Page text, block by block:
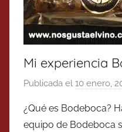
Mi experiencia
Publicada el 10 enero,
¿Qué es Bodeboca?
equipo de Bodeboca